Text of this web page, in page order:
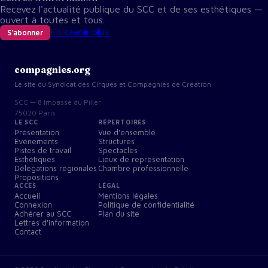
Recevez l'actualité publique du SCC et de ses esthétiques —
ouvert à toutes et tous.
S'abonner En savoir plus
compagnies.org
Le site du Syndicat des Cirques et Compagnies de Création
SCC — 8 Impasse du Pilier
75020 Paris
LE SCC
Présentation
Événements
Pistes de travail
Esthétiques
Délégations régionales
Propositions
RÉPERTOIRES
Vue d'ensemble
Structures
Spectacles
Lieux de représentation
Chambre professionnelle
ACCÈS
Accueil
Connexion
Adhérer au SCC
Lettres d'information
Contact
LÉGAL
Mentions légales
Politique de confidentialité
Plan du site